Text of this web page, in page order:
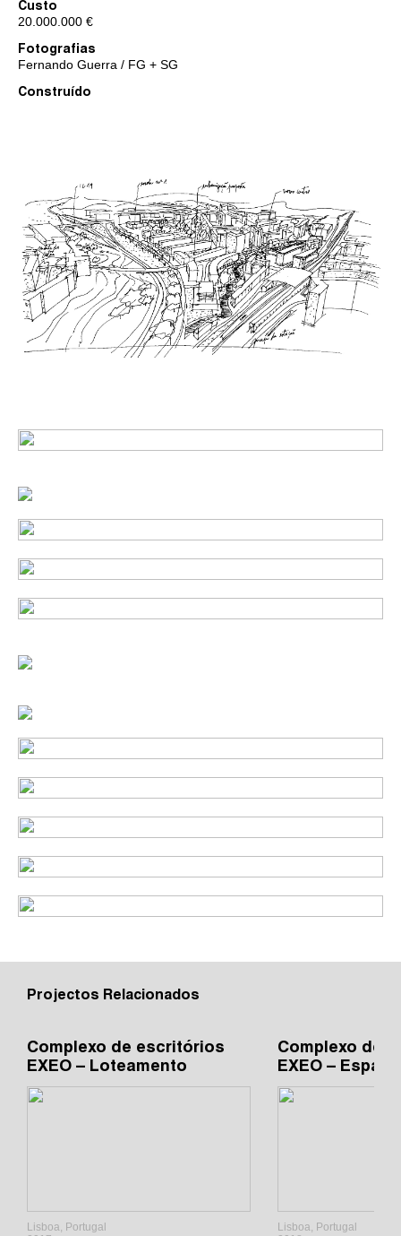
Custo
20.000.000 €
Fotografias
Fernando Guerra / FG + SG
Construído
Projectos Relacionados
Complexo de escritórios
EXEO – Loteamento
Lisboa, Portugal
Complexo de
EXEO –
Lisboa, Portugal